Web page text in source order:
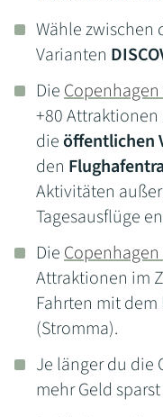
Wähle zwischen
Varianten
Die
+80
dieöffentlichen
den
Aktivitäten
Tagesausflüge
Die
Attraktionen im
Fahrten mit
(Stromma).
Je länger du die
mehr Geld